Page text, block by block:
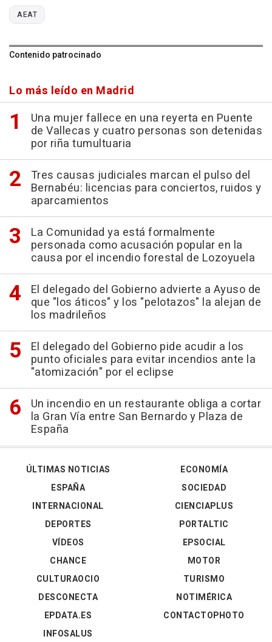
AEAT
Contenido patrocinado
Lo más leído en Madrid
Una mujer fallece en una reyerta en Puente
de Vallecas y cuatro personas son detenidas
por riña tumultuaria
Tres causas judiciales marcan el pulso del
Bernabéu: licencias para conciertos, ruidos y
aparcamientos
La Comunidad ya está formalmente
personada como acusación popular en la
causa por el incendio forestal de Lozoyuela
El delegado del Gobierno advierte a Ayuso de
que "los áticos" y los "pelotazos" la alejan de
los madrileños
El delegado del Gobierno pide acudir a los
punto oficiales para evitar incendios ante la
"atomización" por el eclipse
Un incendio en un restaurante obliga a cortar
la Gran Vía entre San Bernardo y Plaza de
España
ÚLTIMAS NOTICIAS
ESPAÑA
INTERNACIONAL
DEPORTES
VÍDEOS
ECONOMÍA
SOCIEDAD
CIENCIAPLUS
PORTALTIC
EPSOCIAL
CHANCE
CULTURAOCIO
DESCONECTA
EPDATA.ES
INFOSALUS
MOTOR
TURISMO
NOTIMÉRICA
CONTACTOPHOTO